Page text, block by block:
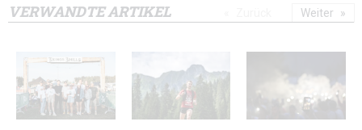
VERWANDTE ARTIKEL Weiter